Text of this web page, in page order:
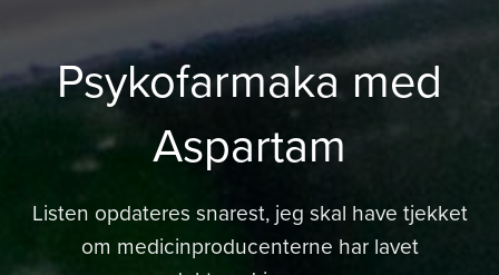
Psykofarmaka med
Aspartam
Listen opdateres snarest, jeg skal have tjekket
om medicinproducenterne har lavet